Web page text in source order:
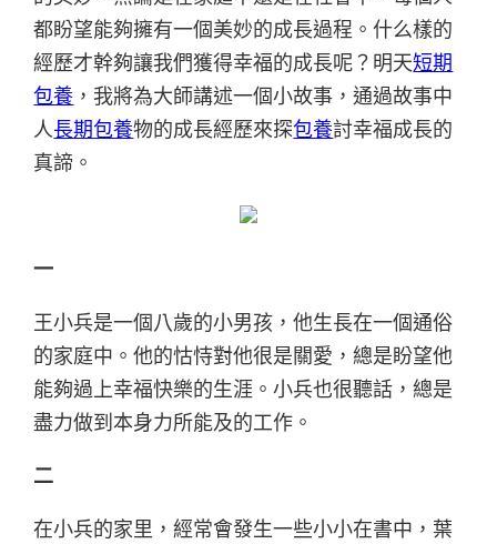
都盼望能夠擁有一個美妙的成長過程。什么樣的
經歷才幹夠讓我們獲得幸福的成長呢？明天短期
包養 ，我將為大師講述一個小故事，通過故事中
人長期包養物的成長經歷來探包養討幸福成長的
真諦。
一
王小兵是一個八歲的小男孩，他生長在一個通俗
的家庭中。他的怙恃對他很是關愛，總是盼望他
能夠過上幸福快樂的生涯。小兵也很聽話，總是
盡力做到本身力所能及的工作。
二
在小兵的家里，經常會發生一些小小在書中，葉